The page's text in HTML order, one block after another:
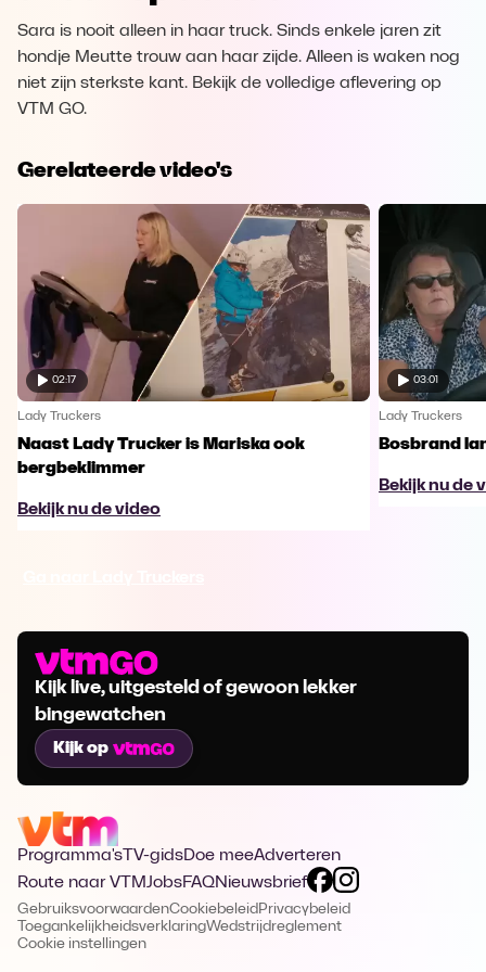
Sara is nooit alleen in haar truck. Sinds enkele jaren zit
hondje Meutte trouw aan haar zijde. Alleen is waken nog
niet zijn sterkste kant. Bekijk de volledige aflevering op
VTM GO.
Gerelateerde video's
02:17
Lady Truckers
Naast Lady Trucker is Mariska ook
bergbeklimmer
Bekijk nu de video
03:01
Lady Truckers
Bosbrand
Bekijk nu de
Kijk live, uitgesteld of gewoon lekker
bingewatchen
Kijk op
Programma's TV-gidsDoe meeAdverteren
Route naar VTMJobsFAQNieuwsbrief
GebruiksvoorwaardenCookiebeleid Privacybeleid
ToegankelijkheidsverklaringWedstrijdreglement
Cookie instellingen